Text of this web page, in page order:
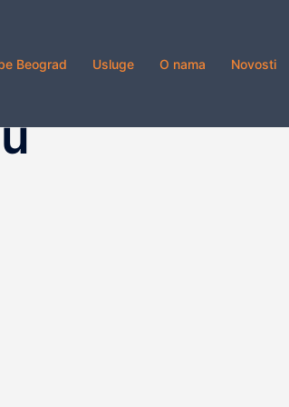
Beograd Usluge O nama Novosti